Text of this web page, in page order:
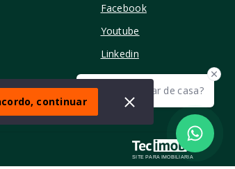
Olá! quer mudar de casa?
Facebook
Youtube
Linkedin
SITE PARA IMOBILIARIA
continuar